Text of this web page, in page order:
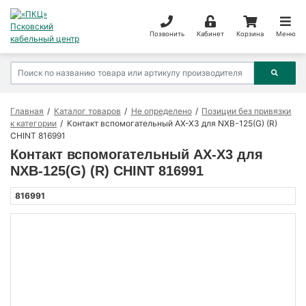
Позвонить Кабинет Корзина Меню
Главная Каталог товаров Не определено
Позиции без привязки
к категории
Контакт вспомогательный AX-X3 для NXB-125(G) (R)
CHINT 816991
Контакт вспомогательный AX-X3 для
NXB-125(G) (R) CHINT 816991
816991